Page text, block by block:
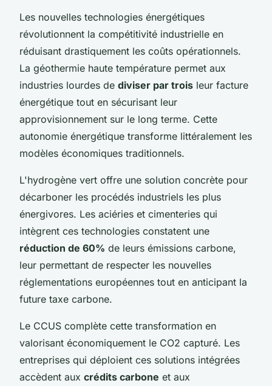
Les nouvelles technologies énergétiques
révolutionnent la compétitivité industrielle en
réduisant drastiquement les coûts opérationnels.
La géothermie haute température permet aux
industries lourdes de diviser par trois leur facture
énergétique tout en sécurisant leur
approvisionnement sur le long terme. Cette
autonomie énergétique transforme littéralement les
modèles économiques traditionnels.
L'hydrogène vert offre une solution concrète pour
décarboner les procédés industriels les plus
énergivores. Les aciéries et cimenteries qui
intègrent ces technologies constatent une
réduction de 60% de leurs émissions carbone,
leur permettant de respecter les nouvelles
réglementations européennes tout en anticipant la
future taxe carbone.
Le CCUS complète cette transformation en
valorisant économiquement le CO2 capturé. Les
entreprises qui déploient ces solutions intégrées
accèdent aux crédits carbone et aux